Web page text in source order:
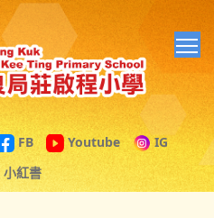
FB Youtube
IG
小紅書